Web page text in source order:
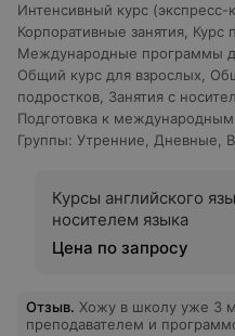
Интенсивный курс (экспресс-
Корпоративные занятия, Курс
Международные программы
Общий курс для взрослых,
подростков, Занятия с
Подготовка к
Группы: Утренние, Дневные,
Курсы английского
носителем языка
Цена по запросу
Отзыв. Хожу в школу уже 3
преподавателем и